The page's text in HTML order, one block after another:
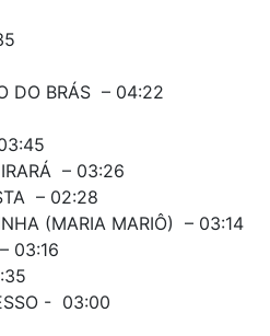
DO BRÁS – 04:22
– 03:26
– 02:28
(MARIA MARIÔ) – 03:14
03:16
- 03:00